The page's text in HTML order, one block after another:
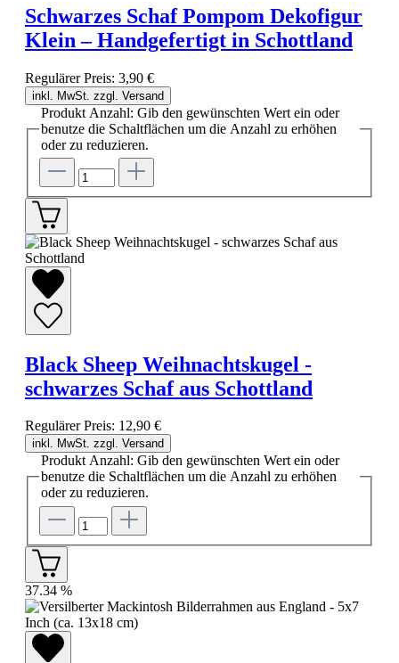
Schwarzes Schaf Pompom Dekofigur
Klein – Handgefertigt in Schottland
Regulärer Preis: 3,90 €
inkl. MwSt. zzgl. Versand
Produkt Anzahl: Gib den gewünschten Wert ein oder
benutze die Schaltflächen um die Anzahl zu erhöhen
oder zu reduzieren.
Black Sheep Weihnachtskugel -
schwarzes Schaf aus Schottland
Regulärer Preis: 12,90 €
inkl. MwSt. zzgl. Versand
Produkt Anzahl: Gib den gewünschten Wert ein oder
benutze die Schaltflächen um die Anzahl zu erhöhen
oder zu reduzieren.
37.34 %